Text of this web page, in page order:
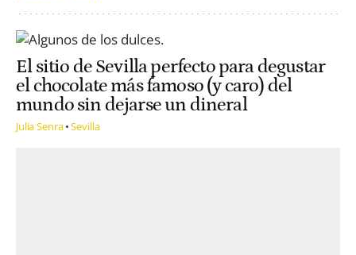
El sitio de Sevilla perfecto para degustar
el chocolate más famoso (y caro) del
mundo sin dejarse un dineral
Julia Senra Sevilla